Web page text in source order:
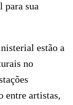
para sua
estão a
no
entre artistas,